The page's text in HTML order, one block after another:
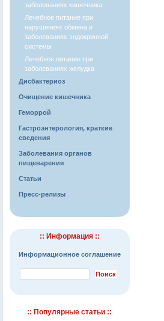
заболеваниях кишечника
Лечебное питание при
нарушениях обмена и
заболеваниях эндокринной
системы
Лечебное питание при
заболеваниях желудка
Дисбактериоз
Очищение кишечника
Геморрой
Гастроэнтерология, краткие
сведения
Заболевания органов
пищеварения
Статьи
Пресс-релизы
:: Информация ::
Информационное соглашение
:: Популярные статьи ::